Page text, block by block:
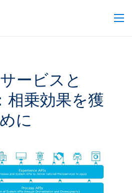
ービスと
相乗効果を獲
に